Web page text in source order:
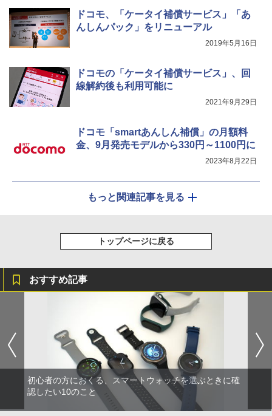
ドコモ、「ケータイ補償サービス」「あ
んしんパック」をリニューアル
2019年5月16日
ドコモの「ケータイ補償サービス」、回
線解約後も利用可能に
2021年9月29日
ドコモ「smartあんしん補償」の月額料
金、9月発売モデルから330円～1100円に
2023年8月22日
もっと関連記事を見る
トップページに戻る
おすすめ記事
初心者の方におくる、スマートウォッチを選ぶときに確
認したい10のこと